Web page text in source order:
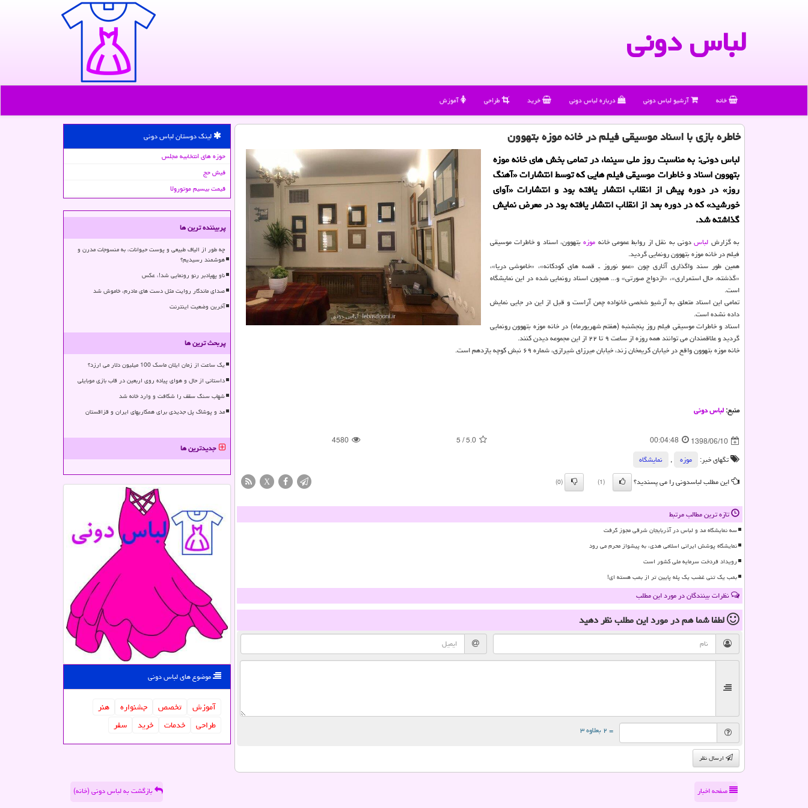
لباس دونی
خانه آرشیو لباس دونی درباره لباس دونی خرید طراحی آموزش
خاطره بازی با اسناد موسیقی فیلم در خانه موزه بتهوون
لباس دونی: به مناسبت روز ملی سینما، در تمامی بخش های خانه موزه
بتهوون اسناد و خاطرات موسیقی فیلم هایی كه توسط انتشارات «آهنگ
روز» در دوره پیش از انقلاب انتشار یافته بود و انتشارات «آوای
خورشید» كه در دوره بعد از انقلاب انتشار یافته بود در معرض نمایش
گذاشته شد.
به گزارش لباسدونی به نقل از روابط عمومی خانه موزهبتهوون، اسناد و خاطرات موسیقی
فیلم در خانه موزه بتهوون رونمایی گردید.
همین طور سند واگذاری آثاری چون «عمو نوروز ـ قصه های كودكانه»، «خاموشی دریا»،
«گذشته، حال استمراری»، «ازدواج صورتی» و... همچون اسناد رونمایی شده در این نمایشگاه
است.
تمامی این اسناد متعلق به آرشیو شخصی خانواده چمن آراست و قبل از این در جایی نمایش
داده نشده است.
اسناد و خاطرات موسیقی فیلم روز پنجشنبه (هفتم شهریورماه) در خانه موزه بتهوون رونمایی
گردید و علاقمندان می توانند همه روزه از ساعت ۹ تا ۲۲ از این مجموعه دیدن كنند.
خانه موزه بتهوون واقع در خیابان كریمخان زند، خیابان میرزای شیرازی، شماره ۶۹ نبش كوچه یازدهم است.
منبع:لباس دونی
1398/06/10
00:04:48
5.0
/
5
4580
تگهای خبر:
موزه ,
نمایشگاه
این مطلب لباسدونی را می پسندید؟
(1)
(0)
X
تازه ترین مطالب مرتبط
سه نمایشگاه مد و لباس در آذربایجان شرقی مجوز گرفت
نمایشگاه پوشش ایرانی اسلامی هدی، به پیشواز محرم می رود
رویداد فردخت سرمایه ملی کشور است
بمب یک تنی غضب یک پله پایین تر از بمب هسته ای!
نظرات بینندگان در مورد این مطلب
لطفا شما همدر مورد این مطلبنظر دهید
= ۲ بعلاوه ۳
ارسال نظر
لینک دوستان لباس دونی
حوزه های انتخابیه مجلس
فیش حج
قیمت بیسیم موتورولا
پربیننده ترین ها
چه طور از الیاف طبیعی و پوست حیوانات، به منسوجات مدرن و
هوشمند رسیدیم؟
ناو پهپادبر رنو رونمایی شد!، عکس
صدای ماندگار روایت مثل دست های مادرم، خاموش شد
آخرین وضعیت اینترنت
پربحث ترین ها
یک ساعت از زمان ایلان ماسک 100 میلیون دلار می ارزد؟
داستانی از حال و هوای پیاده روی اربعین در قاب بازی موبایلی
شهاب سنگ سقف را شکافت و وارد خانه شد
مد و پوشاک پل جدیدی برای همکاریهای ایران و قزاقستان
جدیدترین ها
موضوع های لباس دونی
آموزش تخصص جشنواره
هنر
طراحی
خدمات خرید سفر
صفحه اخبار بازگشت به لباس دونی (خانه)